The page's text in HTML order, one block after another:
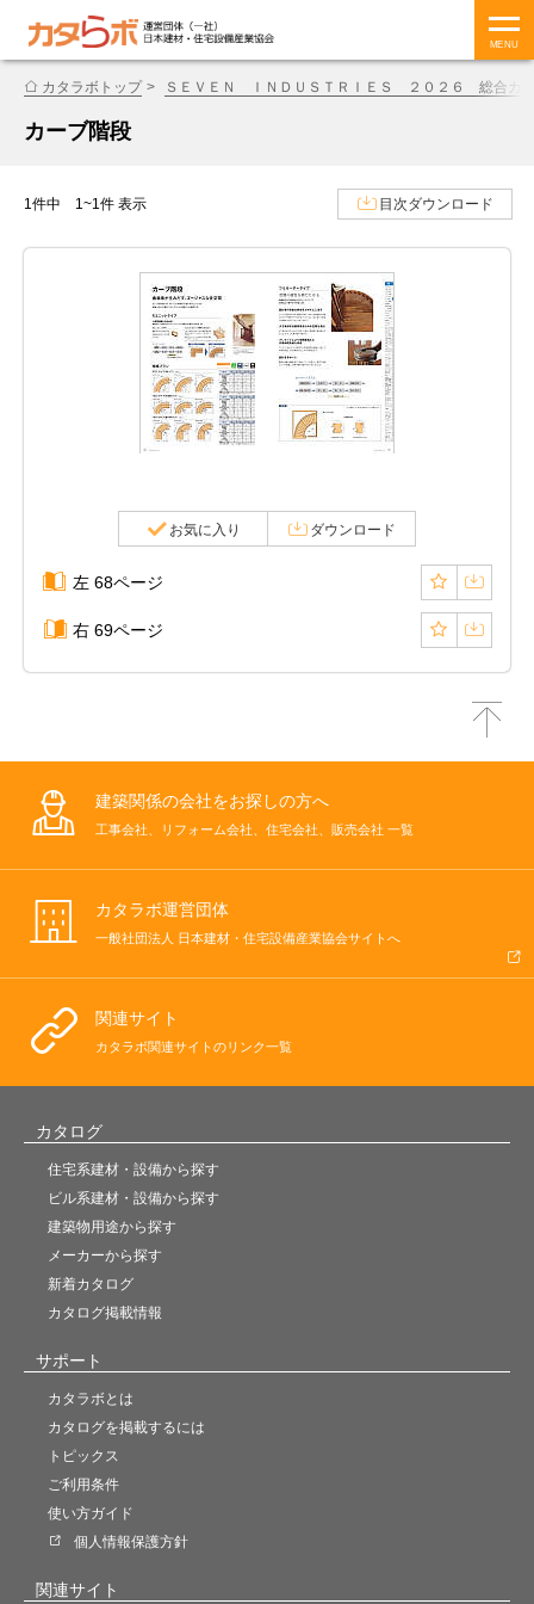
MENU
カタラボトップ ＳＥＶＥＮ ＩＮＤＵＳＴＲＩＥＳ ２０２６ 総合カ
カーブ階段
1件中 1~1件 表示 目次ダウンロード
お気に入り ダウンロード
左 68ページ
右 69ページ
建築関係の会社をお探しの方へ
工事会社、リフォーム会社、住宅会社、販売会社 一覧
カタラボ運営団体
一般社団法人 日本建材・住宅設備産業協会サイトへ
関連サイト
カタラボ関連サイトのリンク一覧
カタログ
住宅系建材・設備から探す
ビル系建材・設備から探す
建築物用途から探す
メーカーから探す
新着カタログ
カタログ掲載情報
サポート
カタラボとは
カタログを掲載するには
トピックス
ご利用条件
使い方ガイド
個人情報保護方針
関連サイト